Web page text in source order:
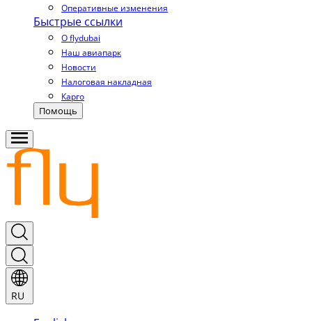
Оперативные изменения
Быстрые ссылки
О flydubai
Наш авиапарк
Новости
Налоговая накладная
Карго
Помощь
RU